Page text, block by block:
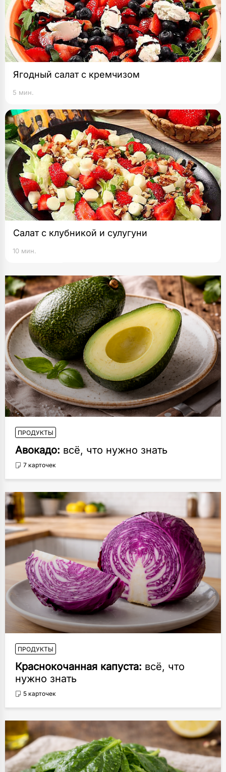
Ягодный салат с кремчизом
5 мин.
Салат с клубникой и сулугуни
10 мин.
ПРОДУКТЫ
Авокадо: всё, что нужно знать
7 карточек
ПРОДУКТЫ
Краснокочанная капуста: всё, что
нужно знать
5 карточек